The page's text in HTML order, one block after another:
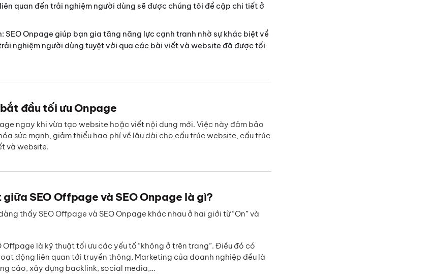
quan đến trải nghiệm người dùng sẽ được chúng tôi đề cập chi tiết ở
SEO Onpage giúp bạn gia tăng năng lực cạnh tranh nhờ sự khác biệt về
nghiệm người dùng tuyệt vời qua các bài viết và website đã được tối
đầu tối ưu Onpage
ngay khi vừa tạo website hoặc viết nội dung mới. Việc này đảm bảo
sức mạnh, giảm thiểu hao phí về lâu dài cho cấu trúc website, cấu trúc
và website.
SEO Offpage và SEO Onpage là gì?
thấy SEO Offpage và SEO Onpage khác nhau ở hai giới từ “On” và
Offpage là kỹ thuật tối ưu các yếu tố “không ở trên trang”. Điều đó có
động liên quan tới truyền thông, Marketing của doanh nghiệp đều là
cáo, xây dựng backlink, social media,…